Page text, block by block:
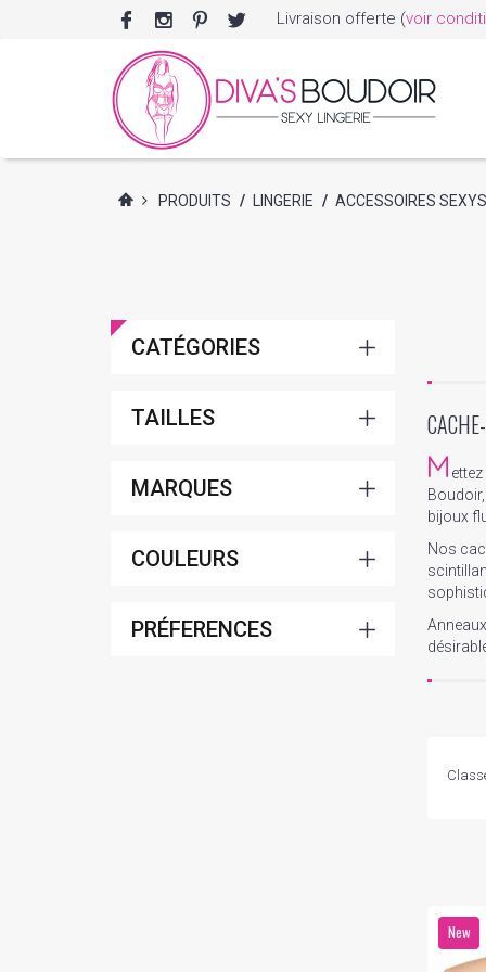
Livraison offerte (voir
PRODUITS / LINGERIE / ACCESSOIRES SEXYS
CATÉGORIES
TAILLES
MARQUES
COULEURS
PRÉFERENCES
M
bijoux
Nos
New